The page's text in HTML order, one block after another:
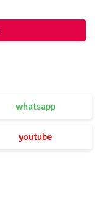
whatsapp
youtube